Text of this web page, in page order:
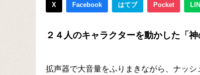
X Facebook はてブ Pocket
２４人のキャラクターを動かした「神
拡声器で大音量をふりまきながら、ナッシ